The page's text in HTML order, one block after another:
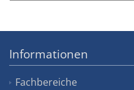
Informationen
Fachbereiche